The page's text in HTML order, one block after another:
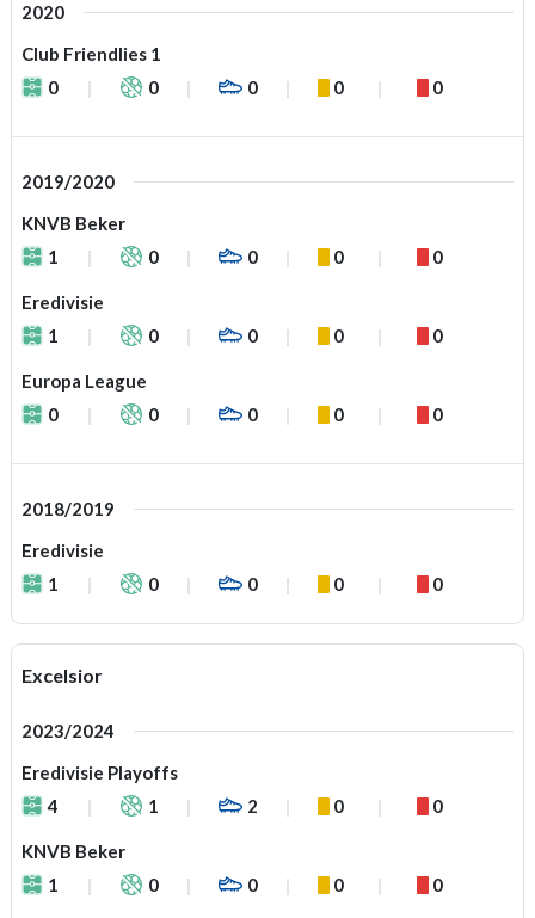
2020
Club Friendlies 1
0
0 0 0 0
2019/2020
KNVB Beker
1
0 0 0 0
Eredivisie
1
0 0 0 0
Europa League
0
0 0 0 0
2018/2019
Eredivisie
1
0 0 0 0
Excelsior
2023/2024
Eredivisie Playoffs
4
1 2 0 0
KNVB Beker
1
0 0 0 0